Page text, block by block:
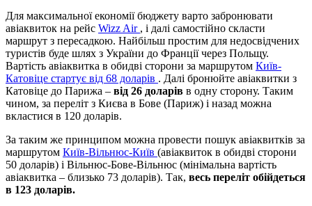
Для максимальної економії бюджету варто забронювати
авіаквиток на рейс Wizz Air , і далі самостійно скласти
маршрут з пересадкою. Найбільш простим для недосвідчених
туристів буде шлях з України до Франції через Польщу.
Вартість авіаквитка в обидві сторони за маршрутом Київ-
Катовіце стартує від 68 доларів . Далі бронюйте авіаквитки з
Катовіце до Парижа – від 26 доларів в одну сторону. Таким
чином, за переліт з Києва в Бове (Париж) і назад можна
вкластися в 120 доларів.
За таким же принципом можна провести пошук авіаквитків за
маршрутом Київ-Вільнюс-Київ (авіаквиток в обидві сторони
50 доларів) і Вільнюс-Бове-Вільнюс (мінімальна вартість
авіаквитка – близько 73 доларів). Так, весь переліт обійдеться
в 123 доларів.